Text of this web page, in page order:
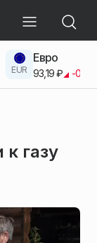
EUR
Евро
93,19 ₽ -0.42
газу